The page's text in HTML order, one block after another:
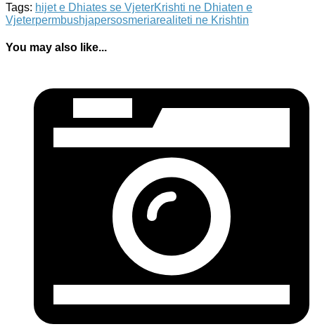
Tags: hijet e Dhiates se VjeterKrishti ne Dhiaten e
Vjeterpermbushjapersosmeriarealiteti ne Krishtin
You may also like...